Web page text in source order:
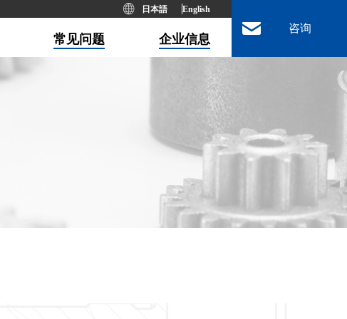
日本語 English
常见问题 企业信息
咨询